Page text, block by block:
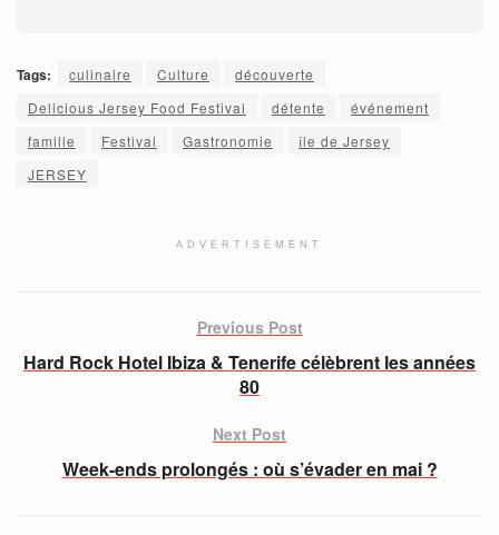
Tags: culinaire Culture
découverte
Delicious Jersey Food Festival
détente
événement
famille
Festival Gastronomie
île de Jersey
JERSEY
ADVERTISEMENT
Previous Post
Hard Rock Hotel Ibiza & Tenerife célèbrent les années
80
Next Post
Week-ends prolongés : où s’évader en mai ?